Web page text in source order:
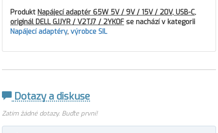
Produkt Napájecí adaptér 65W 5V / 9V / 15V / 20V, USB-C,
originál DELL GJJYR / V2TJ7 / 2YK0F se nachází v kategorii
Napájecí adaptéry, výrobce SIL
Dotazy a diskuse
Zatím žádné dotazy. Buďte první!